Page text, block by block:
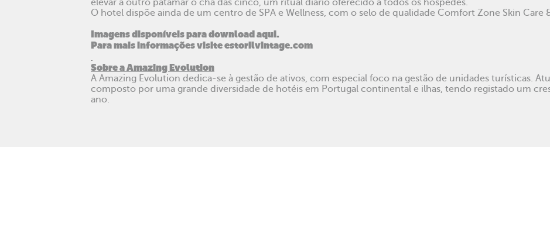
elevar a outro patamar o chá das cinco, um ritual diário oferecido a todos os hóspedes.
O hotel dispõe ainda de um centro de SPA e Wellness, com o selo de qualidade Comfort Zone Skin Care
Imagens disponíveis para downloadaqui.
Para mais informações visiteestorilvintage.com
Sobre a Amazing Evolution
A Amazing Evolution dedica-se à gestão de ativos, com especial foco na gestão de unidades turísticas.
composto por uma grande diversidade de hotéis em Portugal continental e ilhas, tendo registado um
ano.